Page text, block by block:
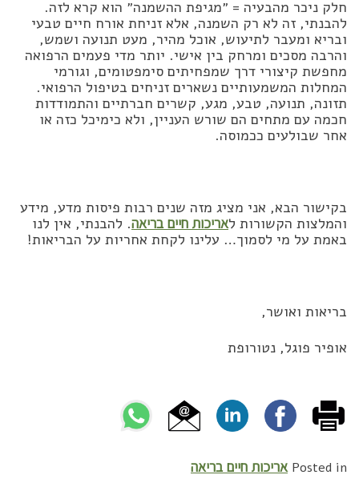
חלק ניכר מהבעיה = ״מגיפת ההשמנה״ הוא קרא לזה.
להבנתי, זה לא רק השמנה, אלא זניחת אורח חיים טבעי
ובריא ומעבר לתיעוש, אוכל מהיר, מעט תנועה ושמש,
והרבה מסכים ומרחק בין אישי. יותר מדי פעמים הרפואה
מחפשת קיצורי דרך שמפחיתים סימפטומים, וגורמי
המחלות המשמעותיים נשארים זניחים בטיפול הרפואי.
תזונה, תנועה, טבע, מגע, קשרים חברתיים והתמודדות
חכמה עם מתחים הם שורש העניין, ולא כימיכל כזה או
אחר שבולעים ככמוסה.
בקישור הבא, אני מציג מזה שנים רבות פיסות מדע, מידע
והמלצות הקשורות לאריכות חיים בריאה. להבנתי, אין לנו
באמת על מי לסמוך… עלינו לקחת אחריות על הבריאות!
בריאות ואושר,
אופיר פוגל, נטורופת
Posted in אריכות חיים בריאה